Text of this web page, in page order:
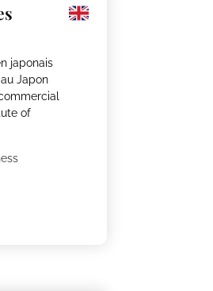
japonais
Japon
of